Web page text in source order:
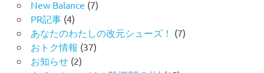
New Balance (7)
PR記事(4)
あなたのわたしの改元シューズ！ (7)
おトク情報 (37)
お知らせ(2)